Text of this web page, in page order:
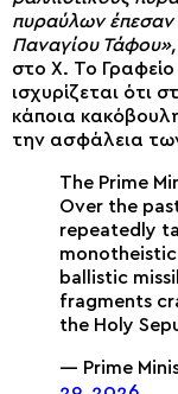
πυραύλων έπεσαν
Παναγίου Τάφου»,
στο X. Το
ισχυρίζεται ότι
κάποια
την ασφάλεια
The Prime
Over the
repeatedly
monotheistic
ballistic
fragments
the Holy
— Prime